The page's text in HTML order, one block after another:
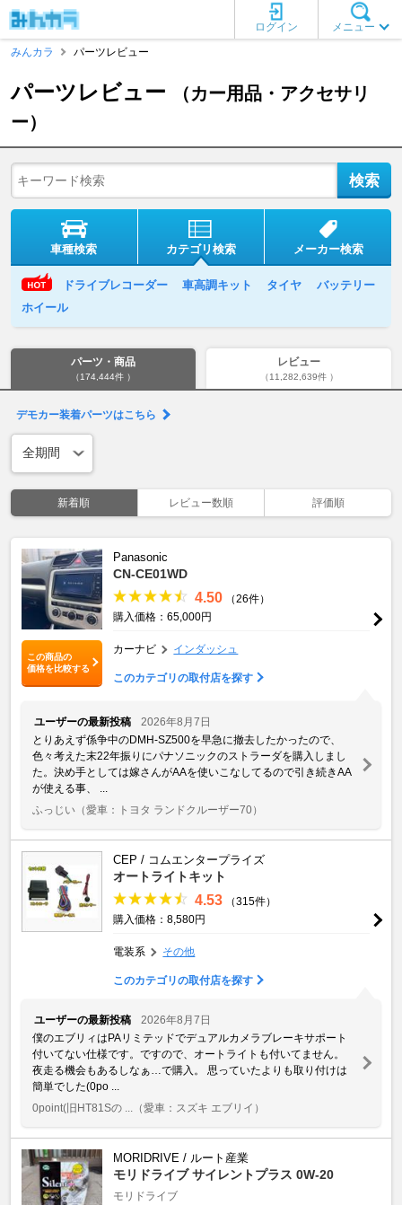
メニュー
ログイン
みんカラ
パーツレビュー
パーツレビュー
（カー用品・アクセサリ
ー）
車種検索 カテゴリ検索 メーカー検索
ドライブレコーダー 車高調キット タイヤ
バッテリー
ホイール
パーツ・商品
（174,444件 ）
レビュー
（11,282,639件 ）
デモカー装着パーツはこちら
新着順 レビュー数順 評価順
この商品の
価格を比較する
Panasonic
CN-CE01WD
4.50
（26件）
購入価格：65,000円
カーナビ インダッシュ
このカテゴリの取付店を探す
ユーザーの最新投稿
2026年8月7日
とりあえず係争中のDMH-SZ500を早急に撤去したかったので、
色々考えた末22年振りにパナソニックのストラーダを購入しまし
た。決め手としては嫁さんがAAを使いこなしてるので引き続きAA
が使える事、 ...
ふっじい （愛車：トヨタ ランドクルーザー70）
CEP / コムエンタープライズ
オートライトキット
4.53
（315件）
購入価格：8,580円
電装系 その他
このカテゴリの取付店を探す
ユーザーの最新投稿
2026年8月7日
僕のエブリィはPAリミテッドでデュアルカメラブレーキサポート
付いてない仕様です。ですので、オートライトも付いてません。
夜走る機会もあるしなぁ…で購入。 思っていたよりも取り付けは
簡単でした(0po ...
0point(旧HT81Sの ...
（愛車：スズキ エブリイ）
MORIDRIVE / ルート産業
モリドライブ サイレントプラス 0W-20
モリドライブ